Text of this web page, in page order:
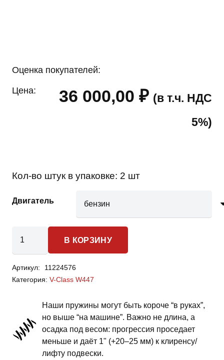
Оценка покупателей:
Цена: 36 000,00 ₽ (в т.ч. НДС
5%)
Кол-во штук в упаковке: 2 шт
Двигатель
товара
Benz
V-
пружины
В КОРЗИНУ
Артикул:
11224576
Категория: V-Class W447
Наши пружины могут быть короче “в руках”,
но выше “на машине”. Важно не длина, а
осадка под весом: прогрессия проседает
меньше и даёт 1" (+20–25 мм) к клиренсу/
лифту подвески.